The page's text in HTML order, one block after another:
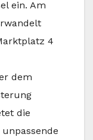
ein. Am
4
dem
die